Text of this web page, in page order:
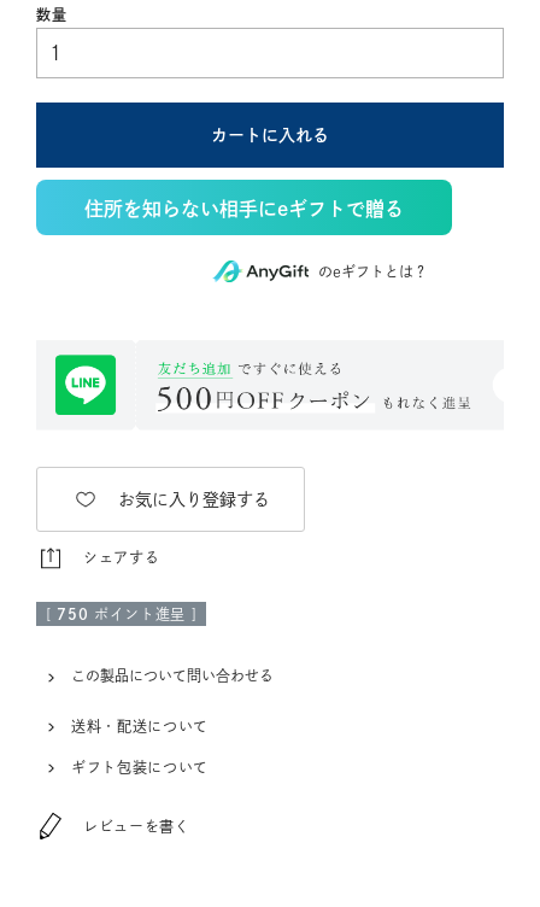
カートに入れる
住所を知らない相手にeギフトで贈る
のeギフトとは？
お気に入り登録する
シェアする
750 ポイント進呈 ]
この製品について問い合わせる
送料・配送について
ギフト包装について
レビューを書く